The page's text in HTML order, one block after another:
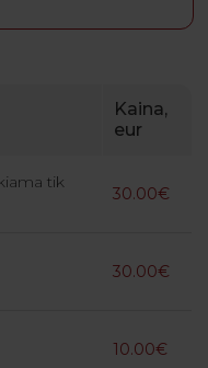
Kaina,
eur
tik
30.00€
30.00€
10.00€